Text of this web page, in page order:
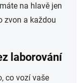
na hlavě jen
zvon a každou
laborování
co vozí vaše